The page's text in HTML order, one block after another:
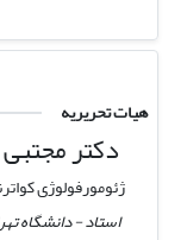
هیات تحریریه
دکتر
ژئومورفولوژی
استاد - دانشگاه